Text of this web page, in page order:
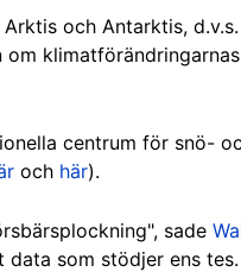
och Antarktis,
centrum för snö-
och här).
sade
som stödjer ens tes.